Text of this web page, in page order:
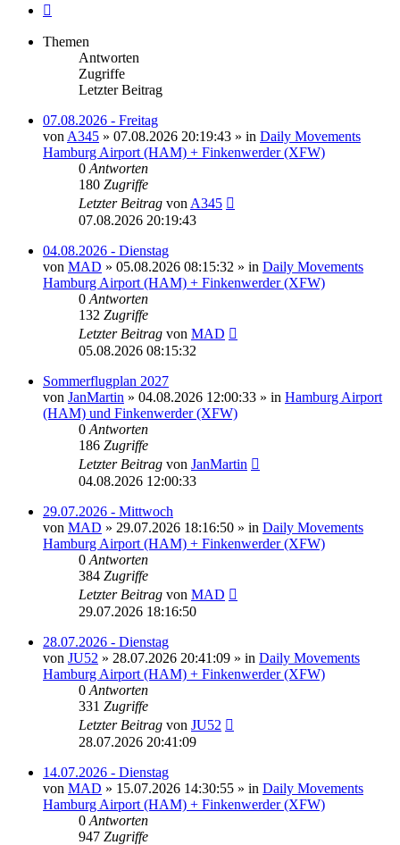
Themen
Antworten
Zugriffe
Letzter Beitrag
07.08.2026 - Freitag
von A345 » 07.08.2026 20:19:43 » in Daily Movements
Hamburg Airport (HAM) + Finkenwerder (XFW)
0 Antworten
180 Zugriffe
Letzter Beitrag von A345
07.08.2026 20:19:43
04.08.2026 - Dienstag
von MAD » 05.08.2026 08:15:32 » in Daily Movements
Hamburg Airport (HAM) + Finkenwerder (XFW)
0 Antworten
132 Zugriffe
Letzter Beitrag von MAD
05.08.2026 08:15:32
Sommerflugplan 2027
von JanMartin » 04.08.2026 12:00:33 » in Hamburg Airport
(HAM) und Finkenwerder (XFW)
0 Antworten
186 Zugriffe
Letzter Beitrag von JanMartin
04.08.2026 12:00:33
29.07.2026 - Mittwoch
von MAD » 29.07.2026 18:16:50 » in Daily Movements
Hamburg Airport (HAM) + Finkenwerder (XFW)
0 Antworten
384 Zugriffe
Letzter Beitrag von MAD
29.07.2026 18:16:50
28.07.2026 - Dienstag
von JU52 » 28.07.2026 20:41:09 » in Daily Movements
Hamburg Airport (HAM) + Finkenwerder (XFW)
0 Antworten
331 Zugriffe
Letzter Beitrag von JU52
28.07.2026 20:41:09
14.07.2026 - Dienstag
von MAD » 15.07.2026 14:30:55 » in Daily Movements
Hamburg Airport (HAM) + Finkenwerder (XFW)
0 Antworten
947 Zugriffe